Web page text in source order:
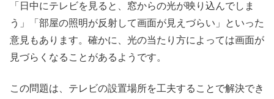
「日中にテレビを見ると、窓からの光が映り込んでしま
う」「部屋の照明が反射して画面が見えづらい」といった
意見もあります。確かに、光の当たり方によっては画面が
見づらくなることがあるようです。
この問題は、テレビの設置場所を工夫することで解決でき